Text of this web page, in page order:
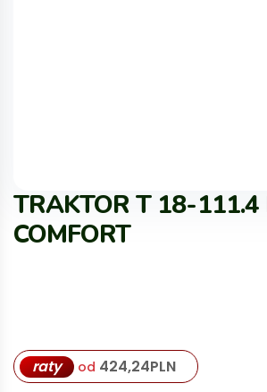
TRAKTOR T 18-
COMFORT
raty od 424,24PLN